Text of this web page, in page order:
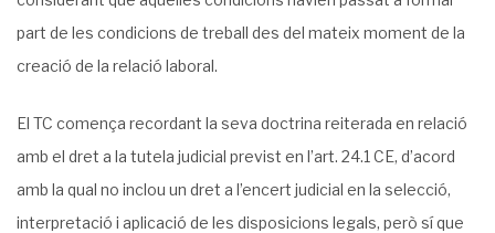
part de les condicions de treball des del mateix moment de la
creació de la relació laboral.
El TC comença recordant la seva doctrina reiterada en relació
amb el dret a la tutela judicial previst en l’art. 24.1 CE, d’acord
amb la qual no inclou un dret a l’encert judicial en la selecció,
interpretació i aplicació de les disposicions legals, però sí que